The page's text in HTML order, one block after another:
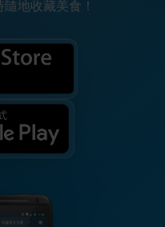
地收藏美食！